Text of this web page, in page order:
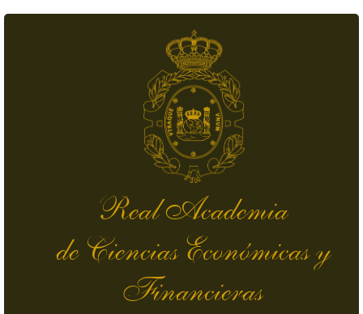
Real Academia
de Ciencias Económicas y
Financieras